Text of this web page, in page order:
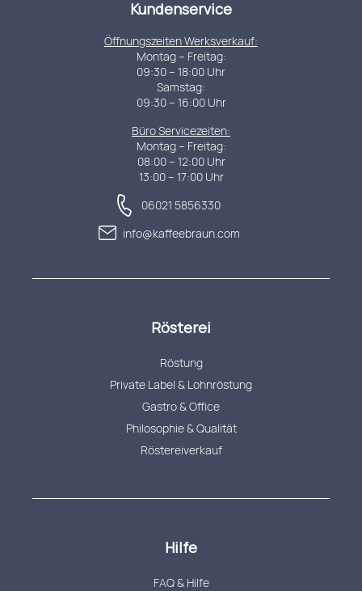
Kundenservice
Öffnungszeiten Werksverkauf:
Montag – Freitag:
09:30 – 18:00 Uhr
Samstag:
09:30 – 16:00 Uhr
Büro Servicezeiten:
Montag – Freitag:
08:00 – 12:00 Uhr
13:00 – 17:00 Uhr
06021 5856330
info@kaffeebraun.com
Rösterei
Röstung
Private Label & Lohnröstung
Gastro & Office
Philosophie & Qualität
Röstereiverkauf
Hilfe
FAQ & Hilfe